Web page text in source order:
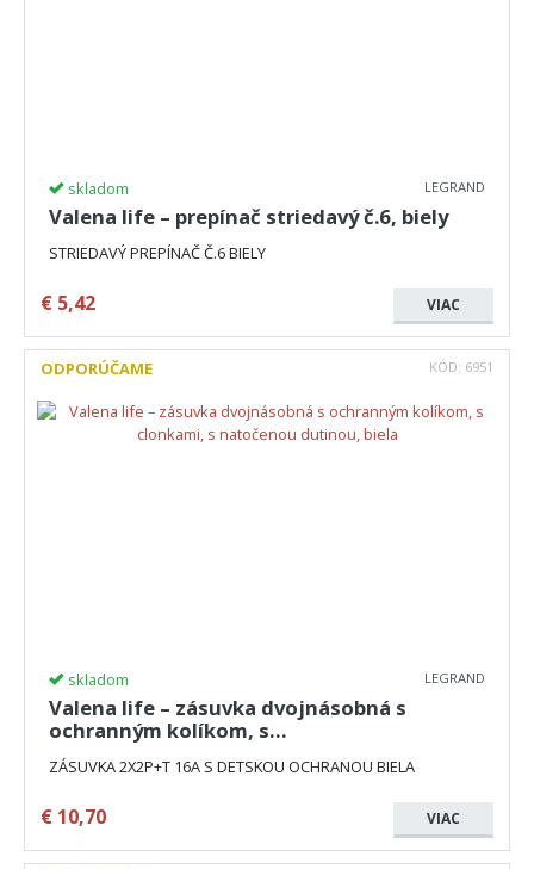
skladom LEGRAND
Valena life – prepínač striedavý č.6, biely
STRIEDAVÝ PREPÍNAČ Č.6 BIELY
€ 5,42 VIAC
ODPORÚČAME KÓD: 6951
skladom LEGRAND
Valena life – zásuvka dvojnásobná s
ochranným kolíkom, s…
ZÁSUVKA 2X2P+T 16A S DETSKOU OCHRANOU BIELA
€ 10,70 VIAC